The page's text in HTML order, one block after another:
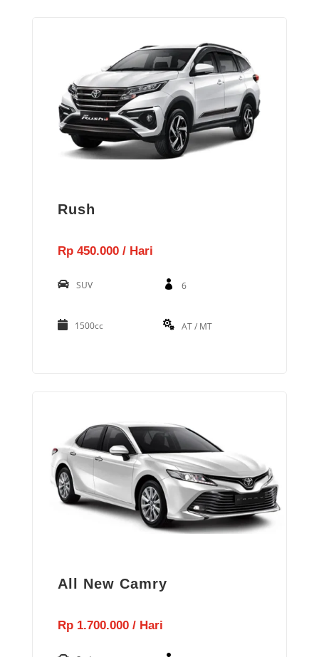
Rush
Rp 450.000 / Hari
SUV 6
1500cc AT / MT
All New Camry
Rp 1.700.000 / Hari